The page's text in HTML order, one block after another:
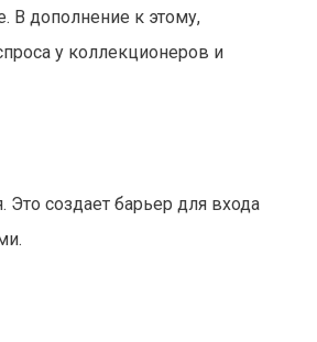
В дополнение к этому,
у коллекционеров и
Это создает барьер для входа